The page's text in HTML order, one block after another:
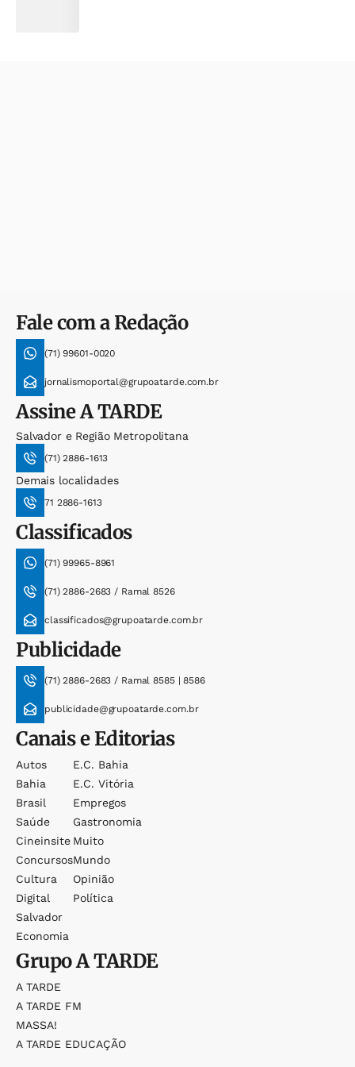
Fale com a Redação
(71) 99601-0020
jornalismoportal@grupoatarde.com.br
AssineA TARDE
Salvador e Região Metropolitana
(71) 2886-1613
Demais localidades
71 2886-1613
Classificados
(71) 99965-8961
(71) 2886-2683 / Ramal 8526
classificados@grupoatarde.com.br
Publicidade
(71) 2886-2683 / Ramal 8585 | 8586
publicidade@grupoatarde.com.br
Canais e Editorias
Autos
Bahia
Brasil
Saúde
Cineinsite
Concursos
Cultura
Digital
Salvador
Economia
E.c. Bahia
E.c. Vitória
Empregos
Gastronomia
Muito
Mundo
Opinião
Política
GrupoA TARDE
A TARDE
A TARDE FM
MASSA!
A TARDE EDUCAÇÃO